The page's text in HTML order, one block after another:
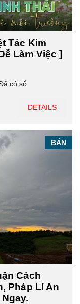
Tác Kim
Làm Việc ]
có sổ
DETAILS
BÁN
Cách
Pháp Lí An